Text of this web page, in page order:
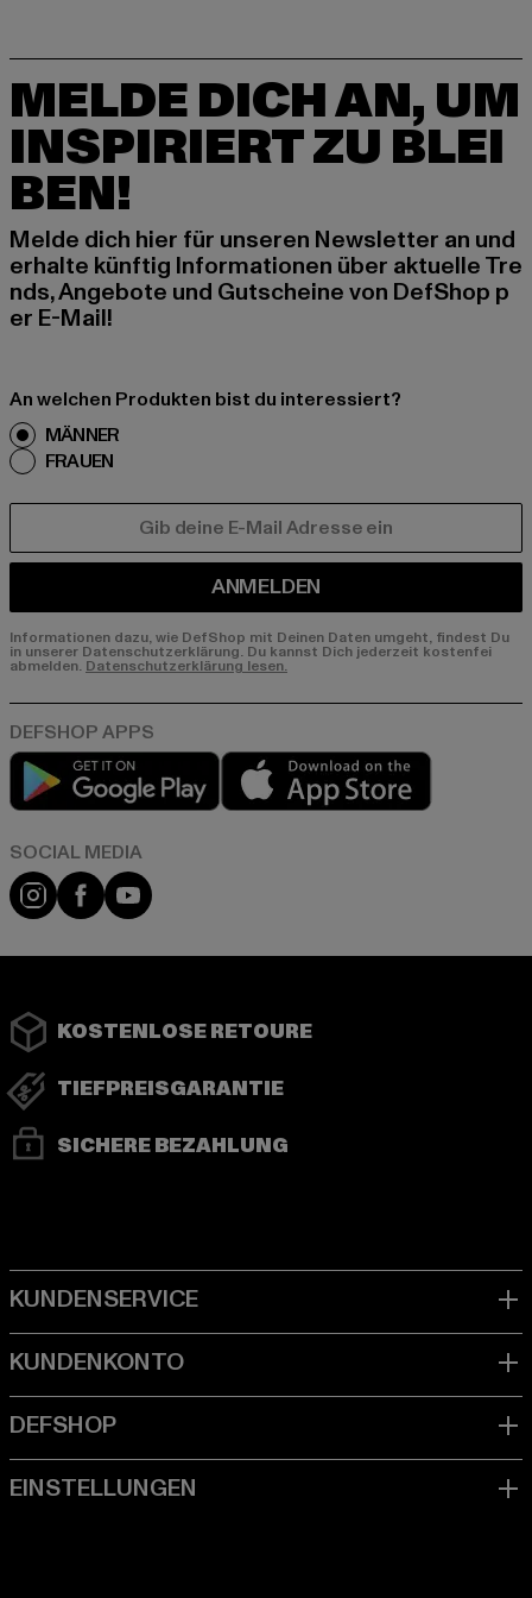
MELDE DICH AN, UM
INSPIRIERT ZU BLEI
BEN!
Melde dich hier für unseren Newsletter an und
erhalte künftig Informationen über aktuelle Tre
nds, Angebote und Gutscheine von DefShop p
er E-Mail!
An welchen Produkten bist du interessiert?
MÄNNER
FRAUEN
ANMELDEN
Informationen dazu, wie DefShop mit Deinen Daten umgeht, findest Du
in unserer Datenschutzerklärung. Du kannst Dich jederzeit kostenfei
abmelden. Datenschutzerklärung lesen.
Play market
Instagram
FacebookYouTube
KOSTENLOSE RETOURE
TIEFPREISGARANTIE
SICHERE BEZAHLUNG